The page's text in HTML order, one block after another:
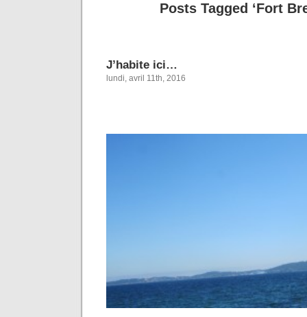
Posts Tagged ‘Fort
J’habite ici…
lundi, avril 11th, 2016